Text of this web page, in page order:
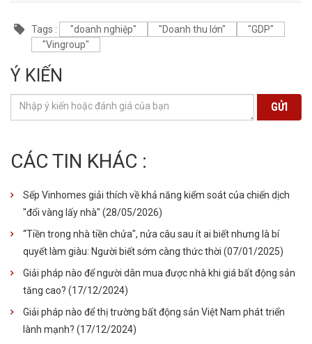
Tags : "doanh nghiệp" "Doanh thu lớn"
"GDP"
"Vingroup"
Ý KIẾN
GỬI
CÁC TIN KHÁC :
Sếp Vinhomes giải thích về khả năng kiểm soát của chiến dịch
"đổi vàng lấy nhà" (28/05/2026)
“Tiền trong nhà tiền chửa", nửa câu sau ít ai biết nhưng là bí
quyết làm giàu: Người biết sớm càng thức thời (07/01/2025)
Giải pháp nào để người dân mua được nhà khi giá bất động sản
tăng cao? (17/12/2024)
Giải pháp nào để thị trường bất động sản Việt Nam phát triển
lành mạnh? (17/12/2024)